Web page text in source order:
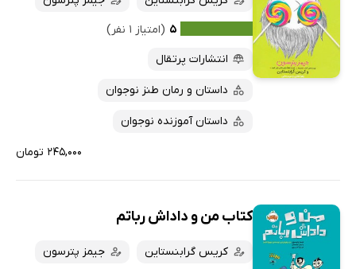
۵ (امتیاز ۱ نفر)
انتشارات پرتقال
داستان و رمان طنز نوجوان
داستان آموزنده نوجوان
۲۴۵,۰۰۰ تومان
کتاب من و داداش رباتم
کریس گرابنستاین جیمز پترسون